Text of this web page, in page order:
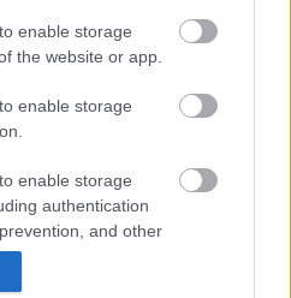
enable storage
the website or app.
enable storage
enable storage
authentication
and other
Pécs, Budapest-Szolnok:
és biztonságosabb lett a vasút
járhatnak a
gyerekek